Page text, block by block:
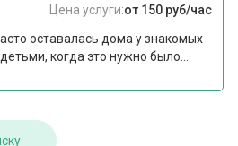
Цена услуги:от 150 руб/час
оставалась дома у знакомых
когда это нужно было...